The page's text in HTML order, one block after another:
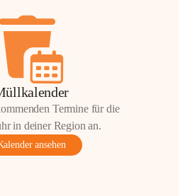
Termine für die
in deiner Region an.
ansehen